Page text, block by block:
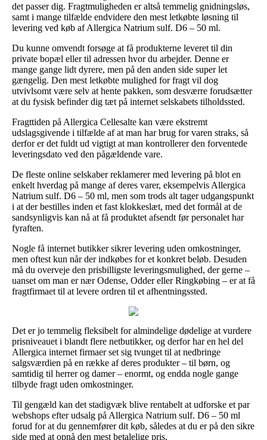
det passer dig. Fragtmuligheden er altså temmelig gnidningsløs,
samt i mange tilfælde endvidere den mest letkøbte løsning til
levering ved køb af Allergica Natrium sulf. D6 – 50 ml.
Du kunne omvendt forsøge at få produkterne leveret til din
private bopæl eller til adressen hvor du arbejder. Denne er
mange gange lidt dyrere, men på den anden side super let
gængelig. Den mest letkøbte mulighed for fragt vil dog
utvivlsomt være selv at hente pakken, som desværre forudsætter
at du fysisk befinder dig tæt på internet selskabets tilholdssted.
Fragttiden på Allergica Cellesalte kan være ekstremt
udslagsgivende i tilfælde af at man har brug for varen straks, så
derfor er det fuldt ud vigtigt at man kontrollerer den forventede
leveringsdato ved den pågældende vare.
De fleste online selskaber reklamerer med levering på blot en
enkelt hverdag på mange af deres varer, eksempelvis Allergica
Natrium sulf. D6 – 50 ml, men som trods alt tager udgangspunkt
i at der bestilles inden et fast klokkeslæt, med det formål at de
sandsynligvis kan nå at få produktet afsendt før personalet har
fyraften.
Nogle få internet butikker sikrer levering uden omkostninger,
men oftest kun når der indkøbes for et konkret beløb. Desuden
må du overveje den prisbilligste leveringsmulighed, der gerne –
uanset om man er nær Odense, Odder eller Ringkøbing – er at få
fragtfirmaet til at levere ordren til et afhentningssted.
Det er jo temmelig fleksibelt for almindelige dødelige at vurdere
prisniveauet i blandt flere netbutikker, og derfor har en hel del
Allergica internet firmaer set sig tvunget til at nedbringe
salgsværdien på en række af deres produkter – til børn, og
samtidig til herrer og damer – enormt, og endda nogle gange
tilbyde fragt uden omkostninger.
Til gengæld kan det stadigvæk blive rentabelt at udforske et par
webshops efter udsalg på Allergica Natrium sulf. D6 – 50 ml
forud for at du gennemfører dit køb, således at du er på den sikre
side med at opnå den mest betalelige pris.